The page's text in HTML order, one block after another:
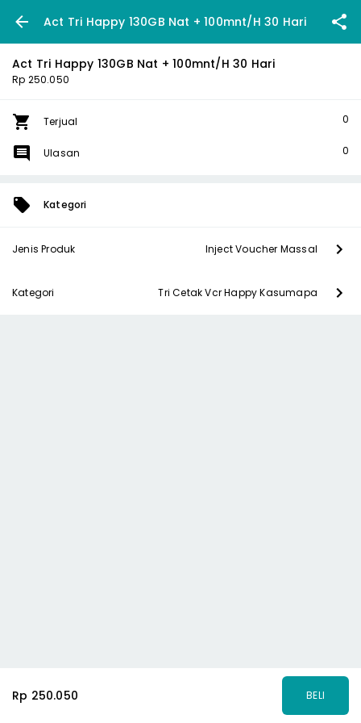
Act Tri Happy 130GB Nat + 100mnt/H 30 Hari
Act Tri Happy 130GB Nat + 100mnt/H 30 Hari
Rp 250.050
Terjual 0
Ulasan 0
Kategori
Jenis Produk Inject Voucher Massal
Kategori Tri Cetak Vcr Happy Kasumapa
Rp 250.050 BELI